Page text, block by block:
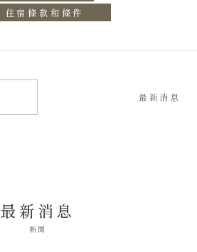
住宿條款和條件
最新消息
最新消息
新聞